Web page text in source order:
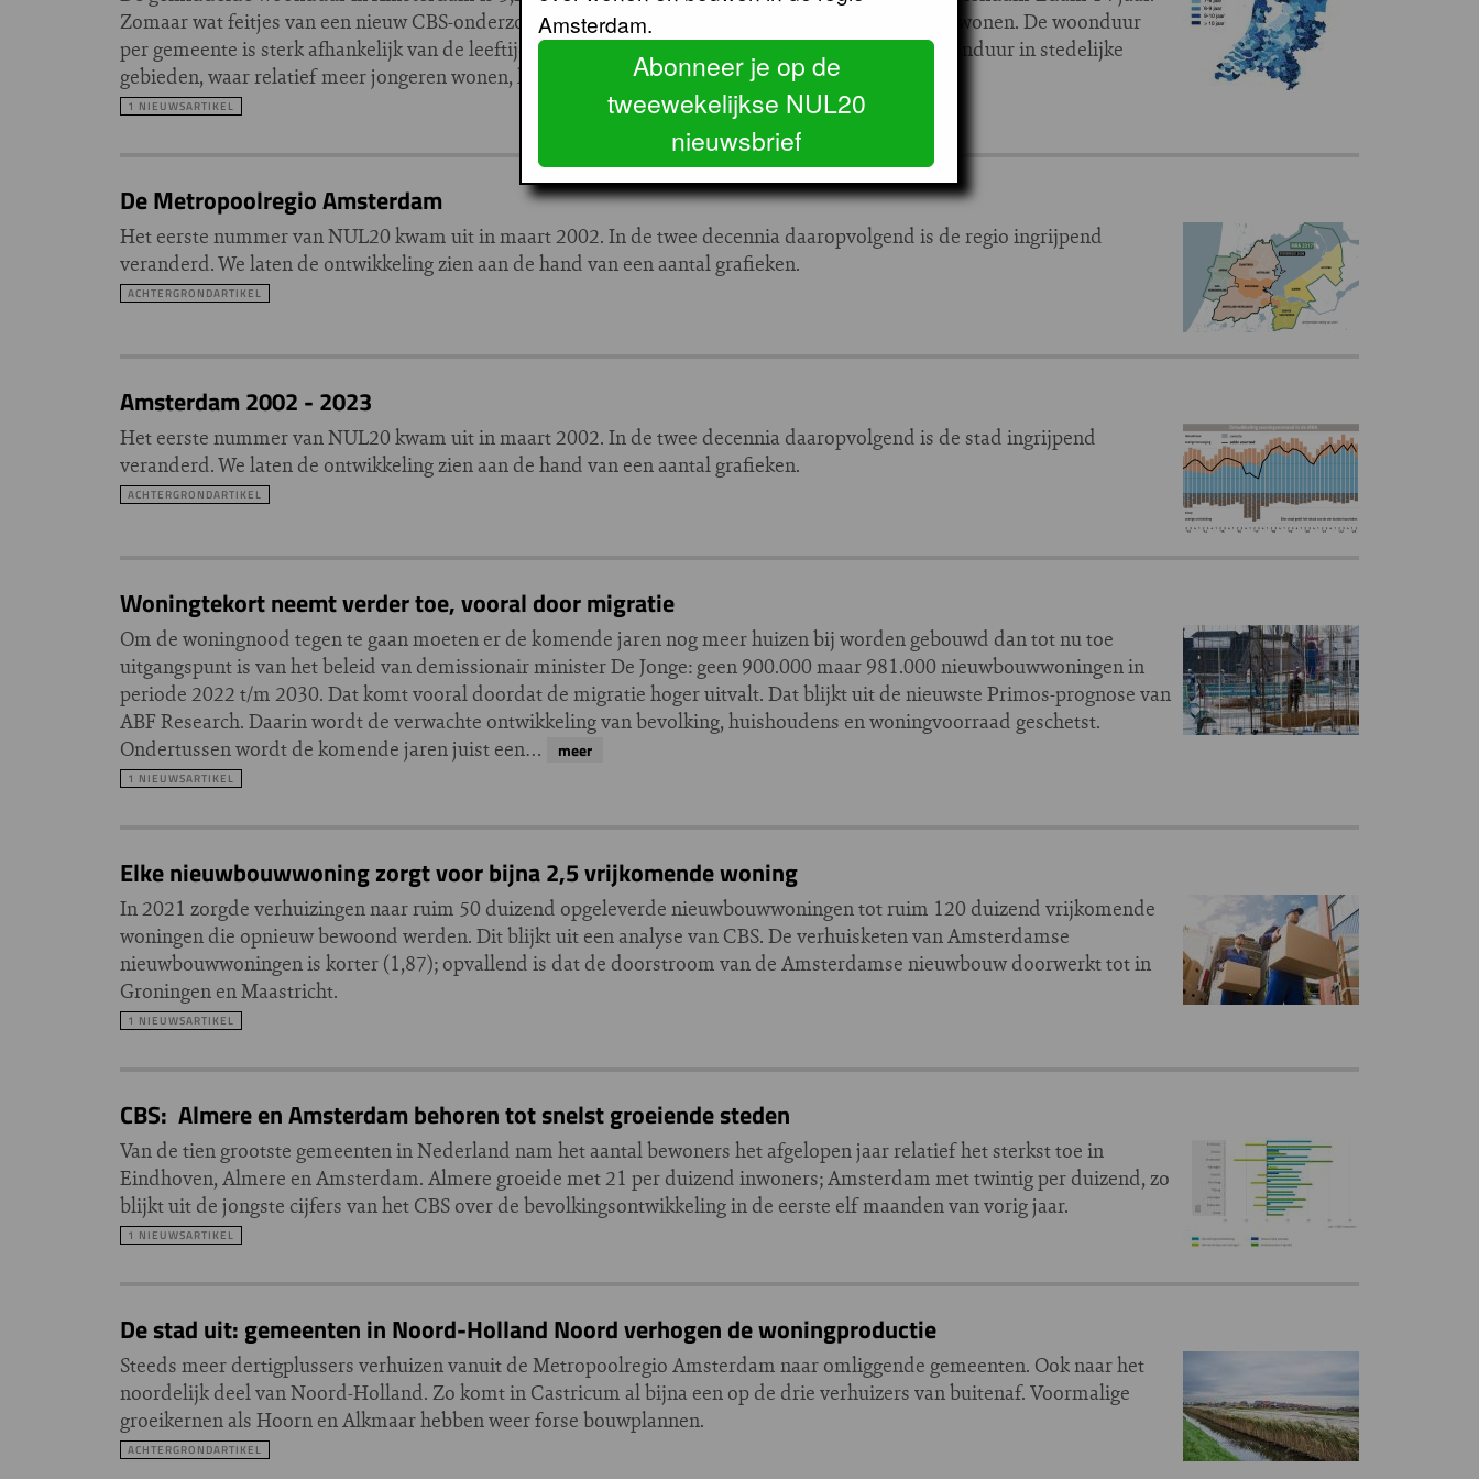
Zomaar wat feitjes van een nieuw CBS-onderzoek naar hoe lang Nederlanders op hetzelfde adres wonen. De woonduur
per gemeente is sterk afhankelijk van de leeftijd van de inwoners. Dit is een reden waarom de woonduur in stedelijke
gebieden, waar relatief meer jongeren wonen, korter is.
1 NIEUWSARTIKEL
De Metropoolregio Amsterdam
Het eerste nummer van NUL20 kwam uit in maart 2002. In de twee decennia daaropvolgend is de regio ingrijpend
veranderd. We laten de ontwikkeling zien aan de hand van een aantal grafieken.
ACHTERGRONDARTIKEL
Amsterdam 2002 - 2023
Het eerste nummer van NUL20 kwam uit in maart 2002. In de twee decennia daaropvolgend is de stad ingrijpend
veranderd. We laten de ontwikkeling zien aan de hand van een aantal grafieken.
ACHTERGRONDARTIKEL
Woningtekort neemt verder toe, vooral door migratie
Om de woningnood tegen te gaan moeten er de komende jaren nog meer huizen bij worden gebouwd dan tot nu toe
uitgangspunt is van het beleid van demissionair minister De Jonge: geen 900.000 maar 981.000 nieuwbouwwoningen in
periode 2022 t/m 2030. Dat komt vooral doordat de migratie hoger uitvalt. Dat blijkt uit de nieuwste Primos-prognose van
ABF Research. Daarin wordt de verwachte ontwikkeling van bevolking, huishoudens en woningvoorraad geschetst.
Ondertussen wordt de komende jaren juist een…
meer
1 NIEUWSARTIKEL
Elke nieuwbouwwoning zorgt voor bijna 2,5 vrijkomende woning
In 2021 zorgde verhuizingen naar ruim 50 duizend opgeleverde nieuwbouwwoningen tot ruim 120 duizend vrijkomende
woningen die opnieuw bewoond werden. Dit blijkt uit een analyse van CBS. De verhuisketen van Amsterdamse
nieuwbouwwoningen is korter (1,87); opvallend is dat de doorstroom van de Amsterdamse nieuwbouw doorwerkt tot in
Groningen en Maastricht.
1 NIEUWSARTIKEL
CBS: Almere en Amsterdam behoren tot snelst groeiende steden
Van de tien grootste gemeenten in Nederland nam het aantal bewoners het afgelopen jaar relatief het sterkst toe in
Eindhoven, Almere en Amsterdam. Almere groeide met 21 per duizend inwoners; Amsterdam met twintig per duizend, zo
blijkt uit de jongste cijfers van het CBS over de bevolkingsontwikkeling in de eerste elf maanden van vorig jaar.
1 NIEUWSARTIKEL
De stad uit: gemeenten in Noord-Holland Noord verhogen de woningproductie
Steeds meer dertigplussers verhuizen vanuit de Metropoolregio Amsterdam naar omliggende gemeenten. Ook naar het
noordelijk deel van Noord-Holland. Zo komt in Castricum al bijna een op de drie verhuizers van buitenaf. Voormalige
groeikernen als Hoorn en Alkmaar hebben weer forse bouwplannen.
ACHTERGRONDARTIKEL
Amsterdam.
Abonneer je op de
tweewekelijkse NUL20
nieuwsbrief